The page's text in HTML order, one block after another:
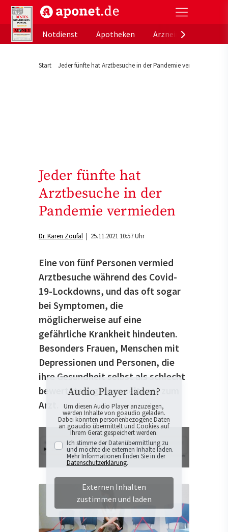
aponet.de - Das offizielle Gesundheitsportal der
Notdienst
Apotheken
Start Jeder fünfte hat Arztbesuche in der Pandemie vermieden
Jeder fünfte hat
Arztbesuche in der
Pandemie vermieden
Dr. Karen Zoufal | 25.11.2021 10:57 Uhr
Eine von fünf Personen vermied
Arztbesuche während des Covid-
19-Lockdowns, und das oft sogar
bei Symptomen, die
möglicherweise auf eine
gefährliche Krankheit hindeuten.
Besonders Frauen, Menschen mit
Depressionen und Personen, die
ihre Gesundheit selbst als schlecht
bewerteten, gingen seltener zum
Arzt.
Audio Player laden?
Um diesen Audio Player anzuzeigen,
werden Inhalte von goaudio geladen.
Dabei könnten personenbezogene Daten
an goaudio übermittelt und Cookies auf
Ihrem Gerät gespeichert werden.
Ich stimme der Datenübermittlung zu
und möchte die externen Inhalte laden.
Mehr Informationen finden Sie in der
Datenschutzerklärung.
Externen Inhalten
zustimmen und laden